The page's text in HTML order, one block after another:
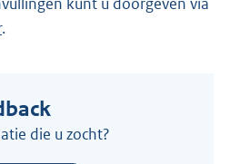
.
die u zocht?